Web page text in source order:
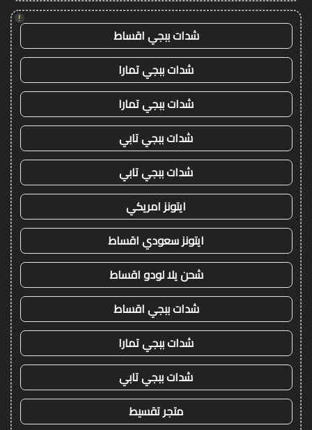
!
شدات ببجي اقساط
شدات ببجي تمارا
شدات ببجي تمارا
شدات ببجي تابي
شدات ببجي تابي
ايتونز امريكي
ايتونز سعودي اقساط
شحن يلا لودو اقساط
شدات ببجي اقساط
شدات ببجي تمارا
شدات ببجي تابي
متجر تقسيط